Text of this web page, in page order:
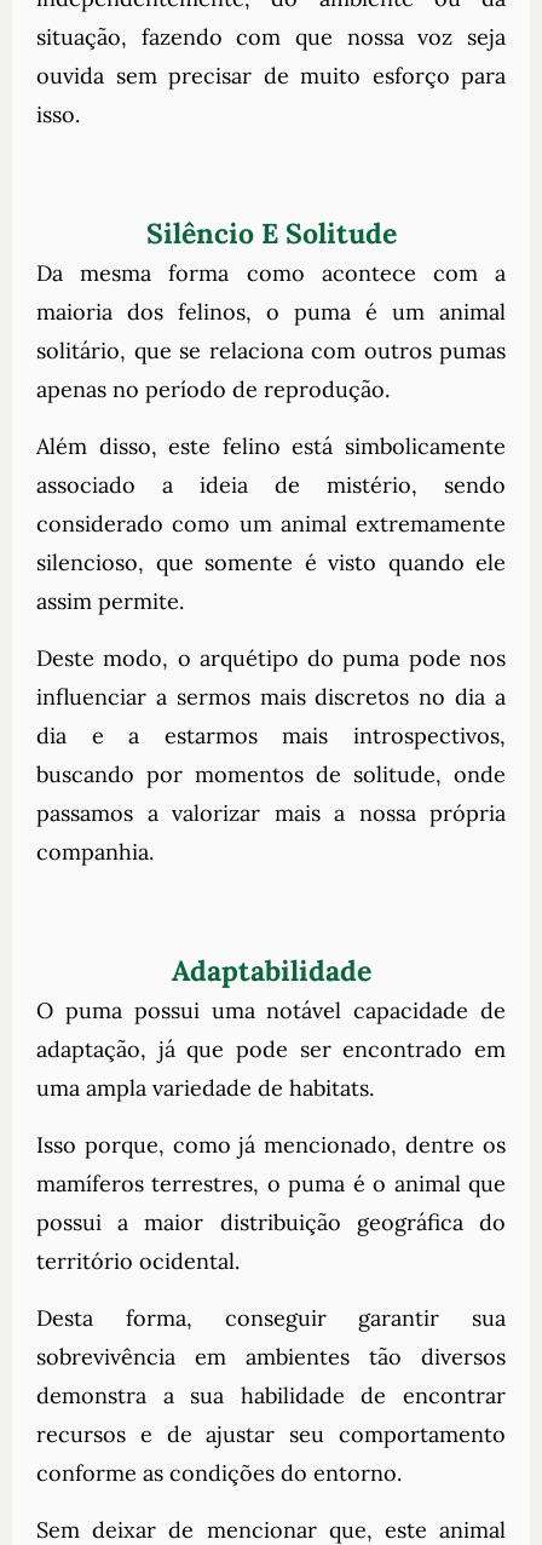
situação, fazendo com que nossa voz seja
ouvida sem precisar de muito esforço para
isso.
Silêncio E Solitude
Da mesma forma como acontece com a
maioria dos felinos, o puma é um animal
solitário, que se relaciona com outros pumas
apenas no período de reprodução.
Além disso, este felino está simbolicamente
associado a ideia de mistério, sendo
considerado como um animal extremamente
silencioso, que somente é visto quando ele
assim permite.
Deste modo, o arquétipo do puma pode nos
influenciar a sermos mais discretos no dia a
dia e a estarmos mais introspectivos,
buscando por momentos de solitude, onde
passamos a valorizar mais a nossa própria
companhia.
Adaptabilidade
O puma possui uma notável capacidade de
adaptação, já que pode ser encontrado em
uma ampla variedade de habitats.
Isso porque, como já mencionado, dentre os
mamíferos terrestres, o puma é o animal que
possui a maior distribuição geográfica do
território ocidental.
Desta forma, conseguir garantir sua
sobrevivência em ambientes tão diversos
demonstra a sua habilidade de encontrar
recursos e de ajustar seu comportamento
conforme as condições do entorno.
Sem deixar de mencionar que, este animal